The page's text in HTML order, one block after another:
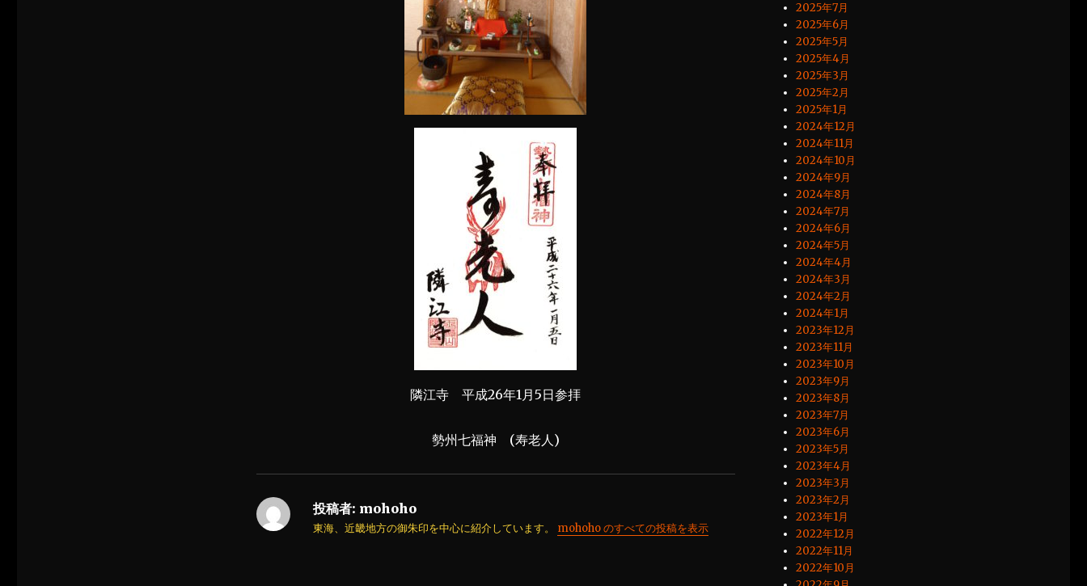
隣江寺 平成26年1月5日参拝
勢州七福神 (寿老人)
投稿者: mohoho
東海、近畿地方の御朱印を中心に紹介しています。 mohoho のすべての投稿を表示
2025年7月
2025年6月
2025年5月
2025年4月
2025年3月
2025年2月
2025年1月
2024年12月
2024年11月
2024年10月
2024年9月
2024年8月
2024年7月
2024年6月
2024年5月
2024年4月
2024年3月
2024年2月
2024年1月
2023年12月
2023年11月
2023年10月
2023年9月
2023年8月
2023年7月
2023年6月
2023年5月
2023年4月
2023年3月
2023年2月
2023年1月
2022年12月
2022年11月
2022年10月